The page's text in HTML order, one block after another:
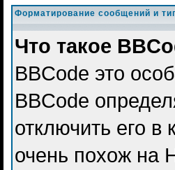
Форматирование сообщений и
Что такое
BBCode это
BBCode
отключить его
очень похож на